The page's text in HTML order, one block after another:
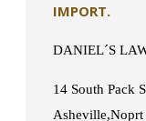
IMPORT.
DANIEL´S
14 South Pack
Asheville,Noprt